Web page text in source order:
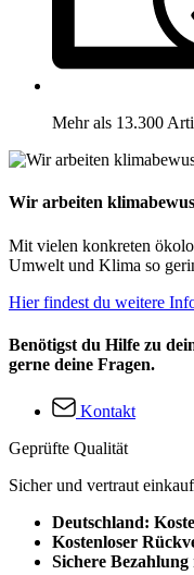
Mehr als 13.300
Wir arbeiten
Mit vielen konkreten
Umwelt und Klima so
Hier findest du weitere
Benötigst du Hilfe zu
gerne deine Fragen.
Kontakt
Geprüfte Qualität
Sicher und vertraut
Deutschland:
Kostenloser
Sichere Bezahlung